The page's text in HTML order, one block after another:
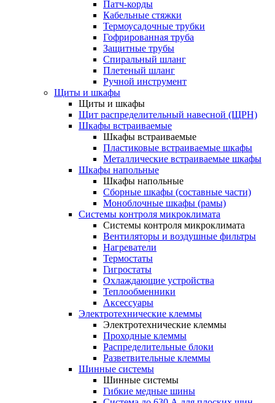
Патч-корды
Кабельные стяжки
Термоусадочные трубки
Гофрированная труба
Защитные трубы
Спиральный шланг
Плетеный шланг
Ручной инструмент
Щиты и шкафы
Щиты и шкафы
Щит распределительный навесной (ЩРН)
Шкафы встраиваемые
Шкафы встраиваемые
Пластиковые встраиваемые шкафы
Металлические встраиваемые шкафы
Шкафы напольные
Шкафы напольные
Сборные шкафы (составные части)
Моноблочные шкафы (рамы)
Системы контроля микроклимата
Системы контроля микроклимата
Вентиляторы и воздушные фильтры
Нагреватели
Термостаты
Гигростаты
Охлаждающие устройства
Теплообменники
Аксессуары
Электротехнические клеммы
Электротехнические клеммы
Проходные клеммы
Распределительные блоки
Разветвительные клеммы
Шинные системы
Шинные системы
Гибкие медные шины